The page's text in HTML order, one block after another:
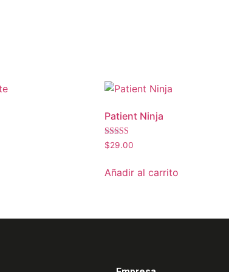
Patient Ninja
Valorado
con
de 5
$29.00
Añadir al carrito